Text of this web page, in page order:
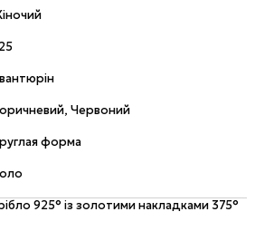
Червоний
форма
925° із золотими накладками 375°